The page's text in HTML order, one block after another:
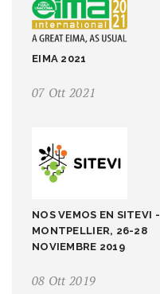
EIMA 2021
07 Ott 2021
NOS VEMOS EN SITEVI -
MONTPELLIER, 26-28
NOVIEMBRE 2019
08 Ott 2019